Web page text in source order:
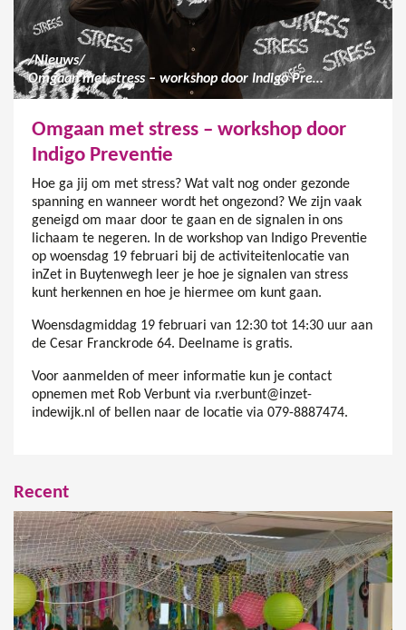
/Nieuws/
Omgaan met stress – workshop door Indigo Preventie
Omgaan met stress – workshop door
Indigo Preventie
Hoe ga jij om met stress? Wat valt nog onder gezonde
spanning en wanneer wordt het ongezond? We zijn vaak
geneigd om maar door te gaan en de signalen in ons
lichaam te negeren. In de workshop van Indigo Preventie
op woensdag 19 februari bij de activiteitenlocatie van
inZet in Buytenwegh leer je hoe je signalen van stress
kunt herkennen en hoe je hiermee om kunt gaan.
Woensdagmiddag 19 februari van 12:30 tot 14:30 uur aan
de Cesar Franckrode 64. Deelname is gratis.
Voor aanmelden of meer informatie kun je contact
opnemen met Rob Verbunt via r.verbunt@inzet-
indewijk.nl of bellen naar de locatie via 079-8887474.
Recent